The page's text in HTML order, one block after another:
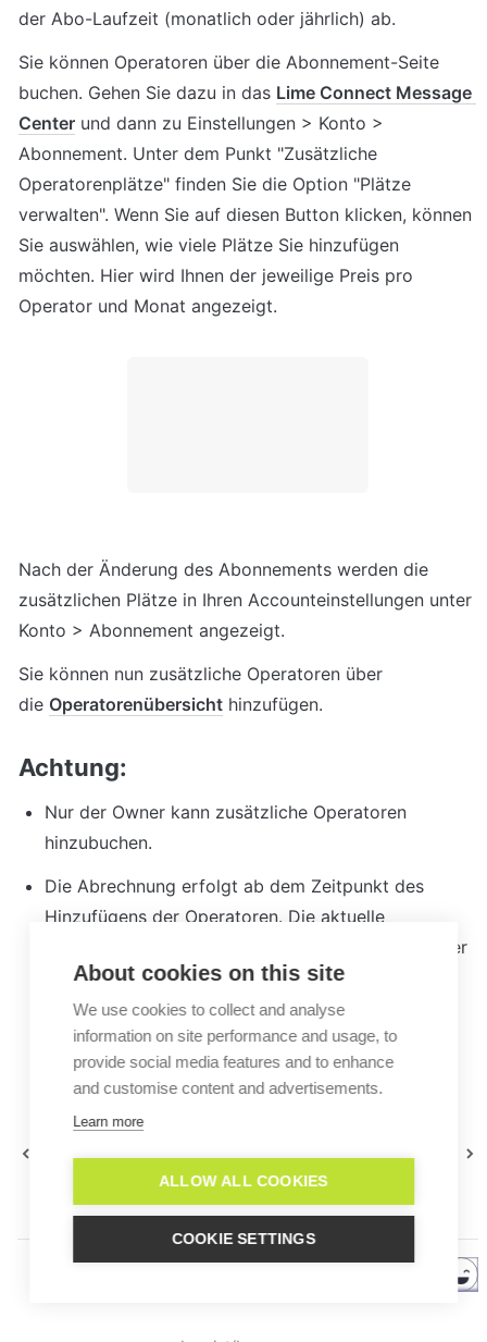
der Abo-Laufzeit (monatlich oder jährlich) ab.
Sie können Operatoren über die Abonnement-Seite
buchen. Gehen Sie dazu in das Lime Connect Message
Center und dann zu Einstellungen > Konto >
Abonnement. Unter dem Punkt "Zusätzliche
Operatorenplätze" finden Sie die Option "Plätze
verwalten". Wenn Sie auf diesen Button klicken, können
Sie auswählen, wie viele Plätze Sie hinzufügen
möchten. Hier wird Ihnen der jeweilige Preis pro
Operator und Monat angezeigt.
Nach der Änderung des Abonnements werden die
zusätzlichen Plätze in Ihren Accounteinstellungen unter
Konto > Abonnement angezeigt.
Sie können nun zusätzliche Operatoren über
die Operatorenübersicht hinzufügen.
Achtung:
Nur der Owner kann zusätzliche Operatoren
hinzubuchen.
Die Abrechnung erfolgt ab dem Zeitpunkt des
Hinzufügens der Operatoren. Die aktuelle
Abrechnung wird dementsprechend angepasst. Der
volle Preis wird für den nächsten Zeitraum
berechnet.
Wie setze ich mein
Passwort zurück oder
Organisationen anlegen
und verwalten?
About cookies on this site
We use cookies to collect and analyse
information on site performance and usage, to
provide social media features and to enhance
and customise content and advertisements.
Learn more
ALLOW ALL COOKIES
COOKIE SETTINGS